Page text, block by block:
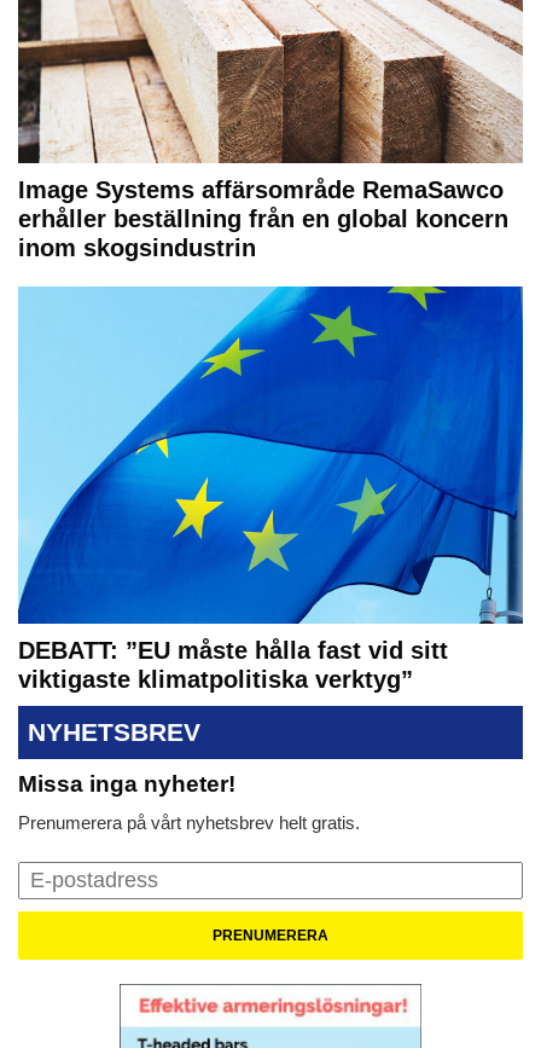
Image Systems affärsområde RemaSawco
erhåller beställning från en global koncern
inom skogsindustrin
DEBATT: ”EU måste hålla fast vid sitt
viktigaste klimatpolitiska verktyg”
NYHETSBREV
Missa inga nyheter!
Prenumerera på vårt nyhetsbrev helt gratis.